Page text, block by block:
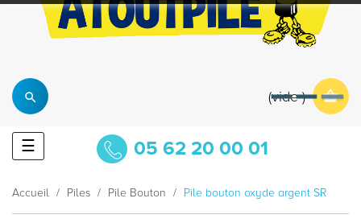
vide
Basculer
la
☰ 05 62 20 00 01
Accueil Piles Pile Bouton Pile bouton oxyde argent SR